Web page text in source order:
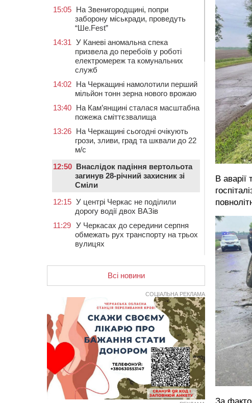
В аварії
15:05 На Звенигородщині, попри
заборону міськради, проведуть
“Ше.Fest”
14:31 У Каневі аномальна спека
призвела до перебоїв у роботі
електромереж та комунальних
служб
14:02 На Черкащині намолотили перший
мільйон тонн зерна нового врожаю
13:40 На Кам’янщині сталася масштабна
пожежа сміттєзвалища
13:26 На Черкащині сьогодні очікують
грози, зливи, град та шквали до 22
м/с
12:50 Внаслідок падіння вертольота
загинув 28-річний захисник зі
Сміли
12:15 У центрі Черкас не поділили
дорогу водії двох ВАЗів
11:29 У Черкасах до середини серпня
обмежать рух транспорту на трьох
вулицях
збільшилась уп’ятеро з початку
повномасштабної війни
У Черкасах водій Audi Q5
спричинив аварію, не пропустивши
інший кросовер
09:42 “Черкасиводоканал” пропонує
підвищити тарифи на воду та
водовідведення з 2027 року
09:08
Встановити гойдалки, карусель і
закупити іграшки: у Черкасах
просять покращити умови в
дитсадку
Всі новини
СОЦІАЛЬНА РЕКЛАМА